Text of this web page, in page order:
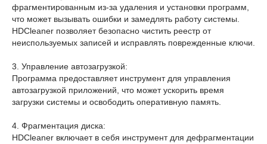
фрагментированным из-за удаления и установки программ,
что может вызывать ошибки и замедлять работу системы.
HDCleaner позволяет безопасно чистить реестр от
неиспользуемых записей и исправлять поврежденные ключи.
3. Управление автозагрузкой:
Программа предоставляет инструмент для управления
автозагрузкой приложений, что может ускорить время
загрузки системы и освободить оперативную память.
4. Фрагментация диска:
HDCleaner включает в себя инструмент для дефрагментации